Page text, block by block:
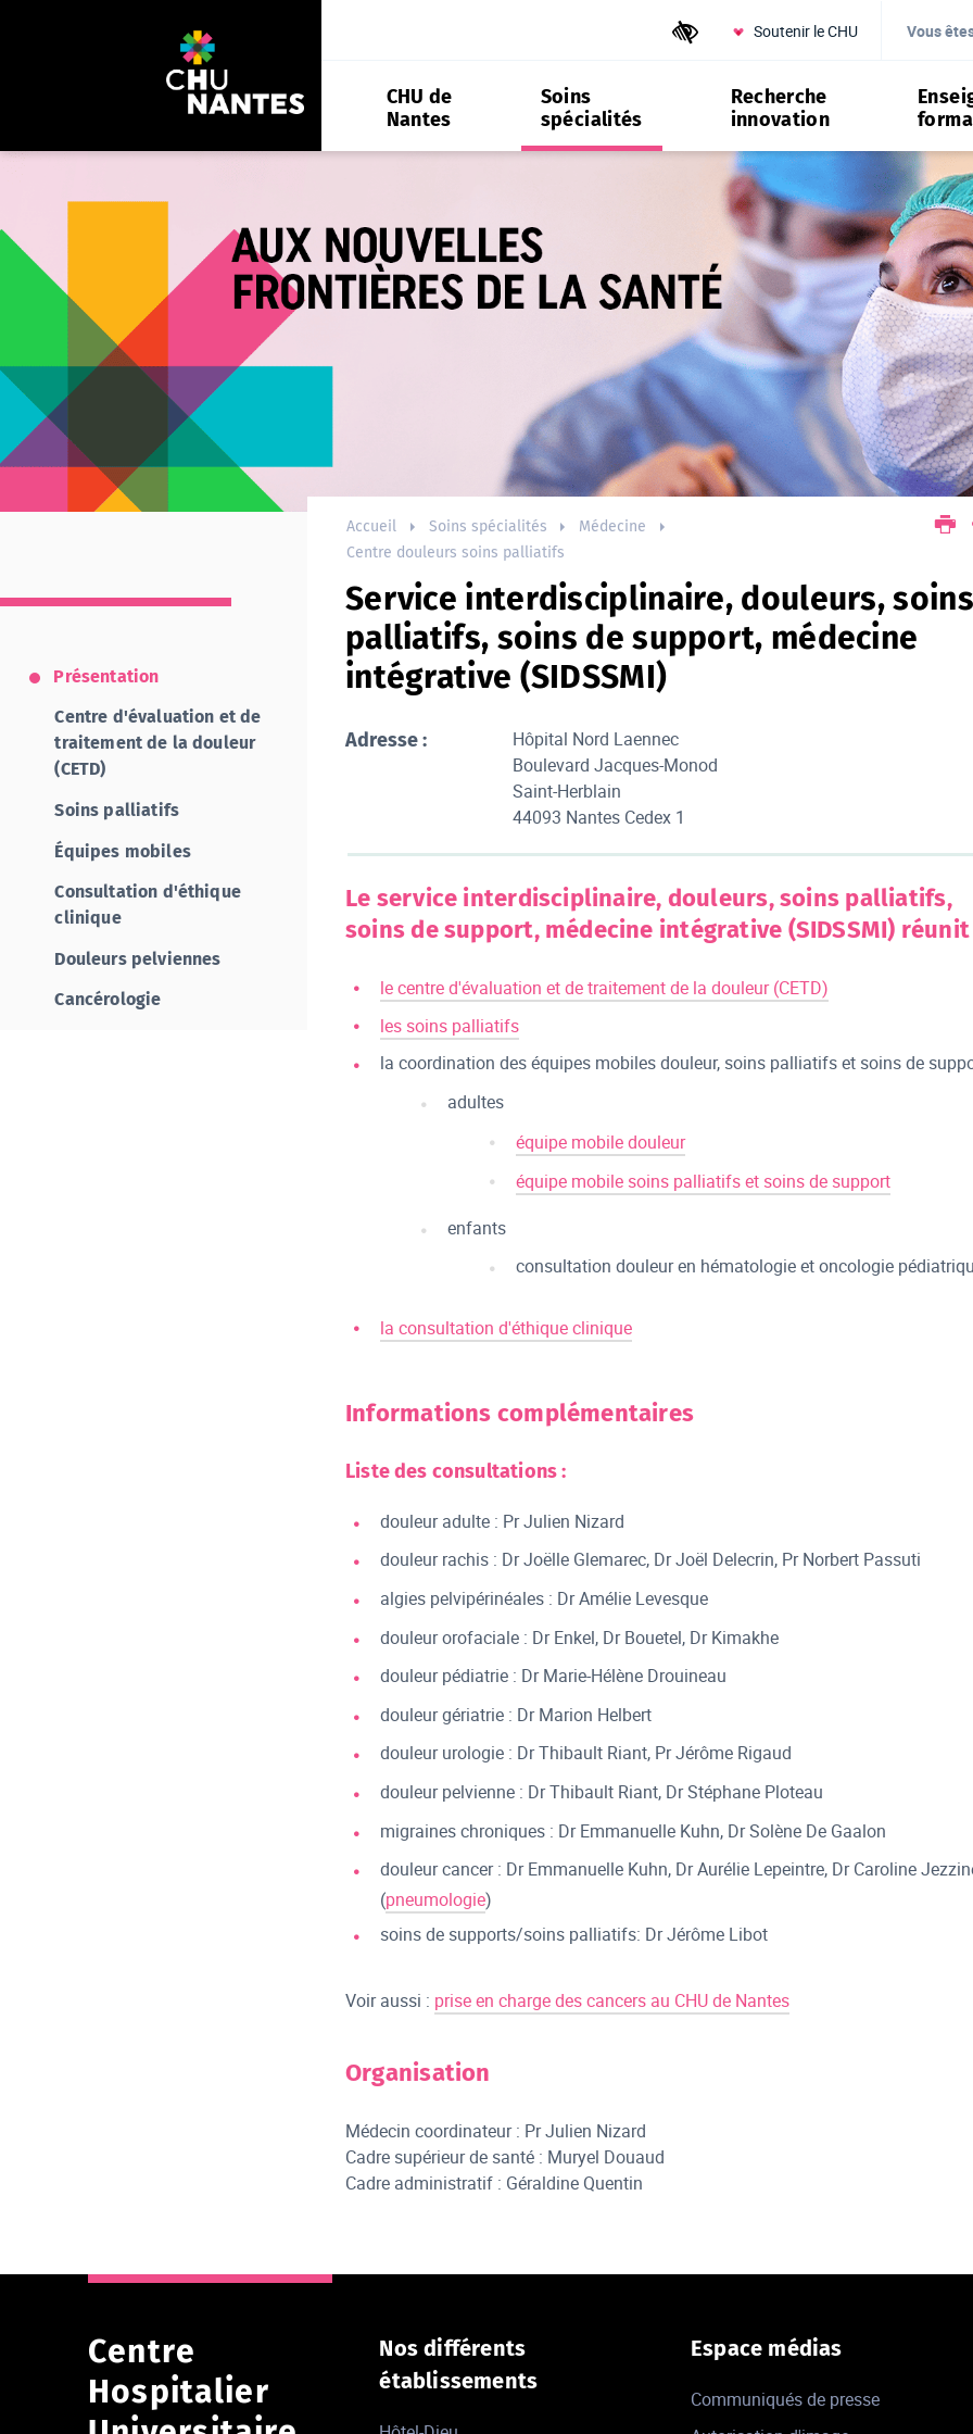
Outils d'accessibilité
Soutenir le CHU Vous
CHU de
Nantes
Soins
spécialités
Recherche
innovation
Accueil Soins spécialités
Médecine
Centre douleurs soins palliatifs
Service interdisciplinaire, douleurs, soins
palliatifs, soins de support, médecine
intégrative (SIDSSMI)
Adresse :
Hôpital Nord Laennec
Boulevard Jacques-Monod
Saint-Herblain
44093 Nantes Cedex 1
Le service interdisciplinaire, douleurs, soins palliatifs,
soins de support, médecine intégrative (SIDSSMI) réunit
le centre d'évaluation et de traitement de la douleur (CETD)
les soins palliatifs
la coordination des équipes mobiles douleur, soins palliatifs et soins de
adultes
équipe mobile douleur
équipe mobile soins palliatifs et soins de support
enfants
consultation douleur en hématologie et oncologie
la consultation d'éthique clinique
Informations complémentaires
Liste des consultations :
douleur adulte : Pr Julien Nizard
douleur rachis : Dr Joëlle Glemarec, Dr Joël Delecrin, Pr Norbert Passuti
algies pelvipérinéales : Dr Amélie Levesque
douleur orofaciale : Dr Enkel, Dr Bouetel, Dr Kimakhe
douleur pédiatrie : Dr Marie-Hélène Drouineau
douleur gériatrie : Dr Marion Helbert
douleur urologie : Dr Thibault Riant, Pr Jérôme Rigaud
douleur pelvienne : Dr Thibault Riant, Dr Stéphane Ploteau
migraines chroniques : Dr Emmanuelle Kuhn, Dr Solène De Gaalon
douleur cancer : Dr Emmanuelle Kuhn, Dr Aurélie Lepeintre, Dr Caroline
(pneumologie)
soins de supports/soins palliatifs: Dr Jérôme Libot
Voir aussi : prise en charge des cancers au CHU de Nantes
Organisation
Médecin coordinateur : Pr Julien Nizard
Cadre supérieur de santé : Muryel Douaud
Cadre administratif : Géraldine Quentin
Présentation
Centre d'évaluation et de
traitement de la douleur
(CETD)
Soins palliatifs
Équipes mobiles
Consultation d'éthique
clinique
Douleurs pelviennes
Cancérologie
Centre
Hospitalier
Nos différents
établissements
Espace médias
Communiqués de presse